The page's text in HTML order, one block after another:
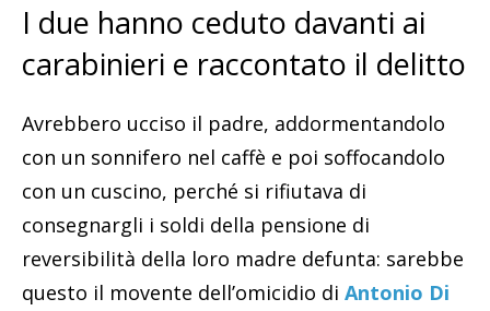
I due hanno ceduto davanti ai
carabinieri e raccontato il delitto
Avrebbero ucciso il padre, addormentandolo
con un sonnifero nel caffè e poi soffocandolo
con un cuscino, perché si rifiutava di
consegnargli i soldi della pensione di
reversibilità della loro madre defunta: sarebbe
questo il movente dell’omicidio di Antonio Di